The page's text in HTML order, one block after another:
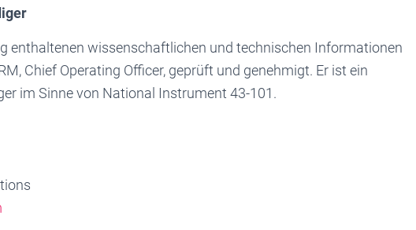
enthaltenen wissenschaftlichen und technischen Informationen
Chief Operating Officer, geprüft und genehmigt. Er ist ein
im Sinne von National Instrument 43-101.